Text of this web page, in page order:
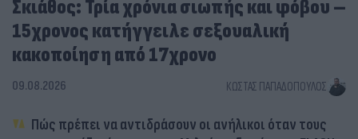
Σκιάθος: Τρία χρόνια σιωπής και φόβου –
15χρονος κατήγγειλε σεξουαλική
κακοποίηση από 17χρονο
09.08.2026 ΚΏΣΤΑΣ ΠΑΠΑΔΌΠΟΥΛΟΣ
Πώς πρέπει να αντιδράσουν οι ανήλικοι όταν τους